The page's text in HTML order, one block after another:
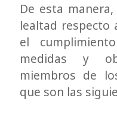
De esta
lealtad respecto
el
medidas y
miembros de
que son las